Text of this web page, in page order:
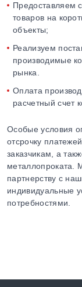
Предоставляем
товаров на
объекты;
Реализуем
производимые
рынка.
Оплата
расчетный счет
Особые условия
отсрочку
заказчикам, а
металлопроката.
партнерству с
индивидуальные
потребностями.